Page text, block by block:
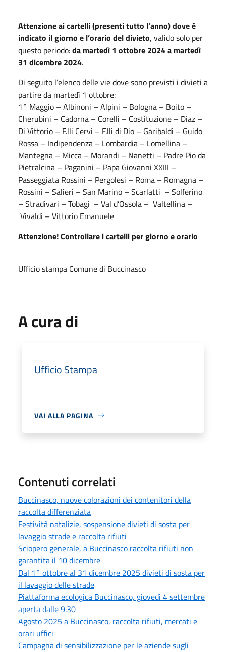
Attenzione ai cartelli (presenti tutto l’anno) dove è
indicato il giorno e l’orario del divieto, valido solo per
questo periodo:da martedì 1 ottobre 2024 a martedì
31 dicembre 2024.
Di seguito l’elenco delle vie dove sono previsti i divieti a
partire da martedì 1 ottobre:
1° Maggio – Albinoni – Alpini – Bologna – Boito –
Cherubini – Cadorna – Corelli – Costituzione – Diaz –
Di Vittorio – F.lli Cervi – F.lli di Dio – Garibaldi – Guido
Rossa – Indipendenza – Lombardia – Lomellina –
Mantegna – Micca – Morandi – Nanetti – Padre Pio da
Pietralcina – Paganini – Papa Giovanni XXIII –
Passeggiata Rossini – Pergolesi – Roma – Romagna –
Rossini – Salieri – San Marino – Scarlatti – Solferino
– Stradivari – Tobagi – Val d’Ossola – Valtellina –
Vivaldi – Vittorio Emanuele
Attenzione! Controllare i cartelli per giorno e orario
Ufficio stampa Comune di Buccinasco
A cura di
Ufficio Stampa
VAI ALLA PAGINA
Contenuti correlati
Buccinasco, nuove colorazioni dei contenitori della
raccolta differenziata
Festività natalizie, sospensione divieti di sosta per
lavaggio strade e raccolta rifiuti
Sciopero generale, a Buccinasco raccolta rifiuti non
garantita il 10 dicembre
Dal 1° ottobre al 31 dicembre 2025 divieti di sosta per
il lavaggio delle strade
Piattaforma ecologica Buccinasco, giovedì 4 settembre
aperta dalle 9.30
Agosto 2025 a Buccinasco, raccolta rifiuti, mercati e
orari uffici
Campagna di sensibilizzazione per le aziende sugli